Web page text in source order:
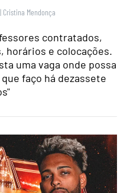
| Cristina Mendonça
contratados,
horários e colocações.
uma vaga onde possa
faço há dezassete